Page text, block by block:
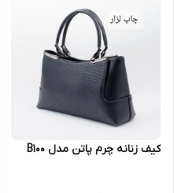
کیف زنانه چرم پاتن مدل B100